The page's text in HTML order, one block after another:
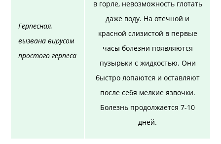
Герпесная,
вызвана вирусом
простого герпеса
в горле, невозможность глотать
даже воду. На отечной и
красной слизистой в первые
часы болезни появляются
пузырьки с жидкостью. Они
быстро лопаются и оставляют
после себя мелкие язвочки.
Болезнь продолжается 7-10
дней.